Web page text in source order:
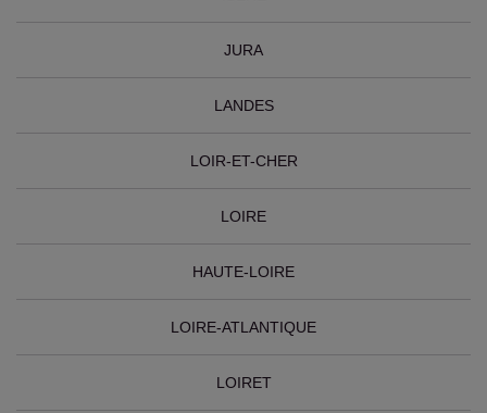
JURA
LANDES
LOIR-ET-CHER
LOIRE
HAUTE-LOIRE
LOIRE-ATLANTIQUE
LOIRET